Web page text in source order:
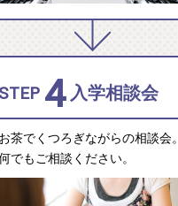
4 入学相談会
茶でくつろぎながらの相談会。
でもご相談ください。